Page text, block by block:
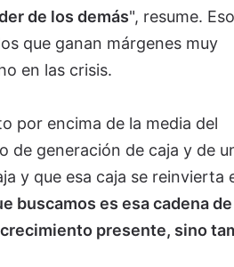
de los demás", resume. Eso
que ganan márgenes muy
en las crisis.
por encima de la media del
de generación de caja y de
y que esa caja se reinvierta
buscamos es esa cadena de
presente, sino